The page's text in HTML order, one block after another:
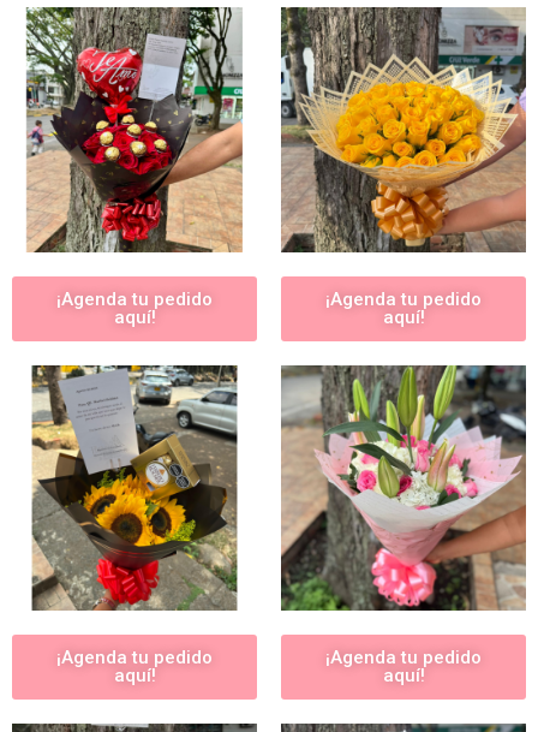
¡Agenda tu pedido
aquí!
¡Agenda tu pedido
aquí!
¡Agenda tu pedido
aquí!
¡Agenda tu pedido
aquí!